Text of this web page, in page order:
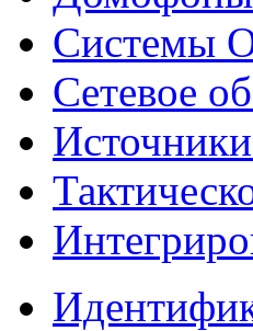
Системы
Сетевое